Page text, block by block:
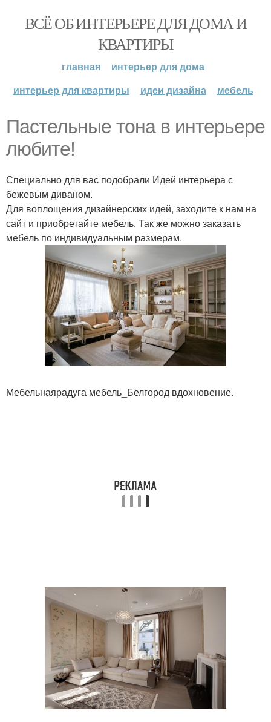
ВСЁ ОБ ИНТЕРЬЕРЕ ДЛЯ ДОМА И
КВАРТИРЫ
главная
интерьер для дома
интерьер для квартиры
идеи дизайна мебель
Пастельные тона в интерьере
любите!
Специально для вас подобрали Идей интерьера с
бежевым диваном.
Для воплощения дизайнерских идей, заходите к нам на
сайт и приобретайте мебель. Так же можно заказать
мебель по индивидуальным размерам.
Мебельнаярадуга мебель_Белгород вдохновение.